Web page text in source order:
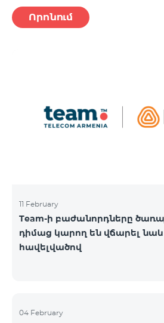
Որոնում
11 February
Team-ի բաժանորդները
դիմաց կարող են վճարել նաև
հավելվածով
04 February